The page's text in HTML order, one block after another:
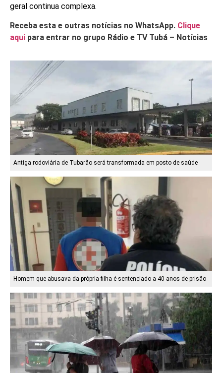
geral continua complexa.
Receba esta e outras notícias no WhatsApp. Clique
aqui para entrar no grupo Rádio e TV Tubá – Notícias
Antiga rodoviária de Tubarão será transformada em posto de saúde
Homem que abusava da própria filha é sentenciado a 40 anos de prisão